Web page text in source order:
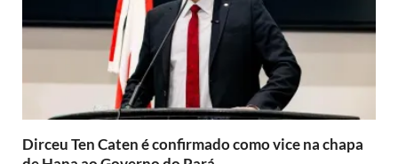
Dirceu Ten Caten é confirmado como vice na chapa